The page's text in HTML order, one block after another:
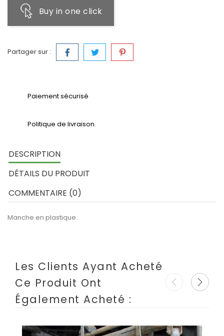
Buy in one click
Partager sur :
Paiement sécurisé
Politique de livraison.
DESCRIPTION
DÉTAILS DU PRODUIT
COMMENTAIRE (0)
Manche en plastique.
Les Clients Ayant Acheté
Ce Produit Ont
Également Acheté :